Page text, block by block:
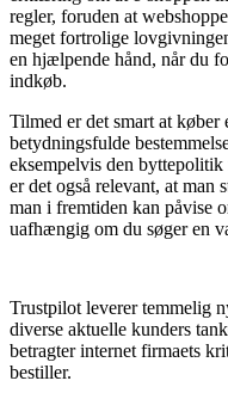
regler, foruden at
meget fortrolige
en hjælpende hånd, når du
indkøb.
Tilmed er det smart at køber
betydningsfulde
eksempelvis den
er det også relevant, at man
man i fremtiden kan påvise
uafhængig om du søger en
Trustpilot leverer temmelig
diverse aktuelle kunders
betragter internet firmaets
bestiller.